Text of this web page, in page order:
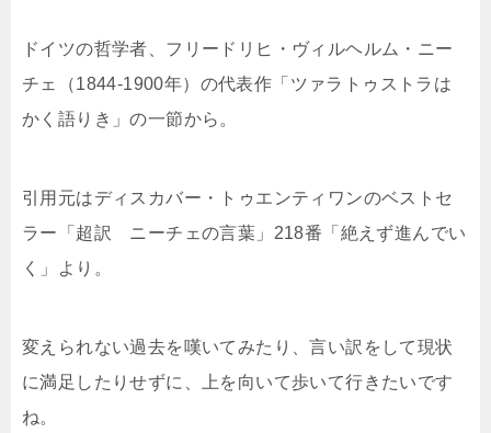
ドイツの哲学者、フリードリヒ・ヴィルヘルム・ニー
チェ（1844-1900年）の代表作「ツァラトゥストラは
かく語りき」の一節から。
引用元はディスカバー・トゥエンティワンのベストセ
ラー「超訳 ニーチェの言葉」218番「絶えず進んでい
く」より。
変えられない過去を嘆いてみたり、言い訳をして現状
に満足したりせずに、上を向いて歩いて行きたいです
ね。